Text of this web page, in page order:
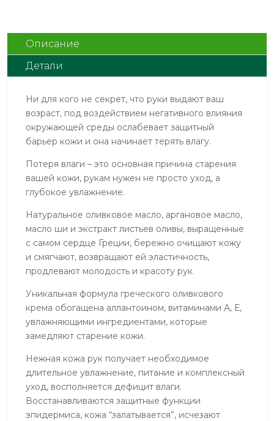
Описание
Детали
Ни для кого не секрет, что руки выдают ваш
возраст, под воздействием негативного влияния
окружающей среды ослабевает защитный
барьер кожи и она начинает терять влагу.
Потеря влаги – это основная причина старения
вашей кожи, рукам нужен не просто уход, а
глубокое увлажнение.
Натуральное оливковое масло, аргановое масло,
масло ши и экстракт листьев оливы, выращенные
с самом сердце Греции, бережно очищают кожу
и смягчают, возвращают ей эластичность,
продлевают молодость и красоту рук.
Уникальная формула греческого оливкового
крема обогащена аллантоином, витаминами А, Е,
увлажняющими ингредиентами, которые
замедляют старение кожи.
Нежная кожа рук получает необходимое
длительное увлажнение, питание и комплексный
уход, восполняется дефицит влаги.
Восстанавливаются защитные функции
эпидермиса, кожа “залатывается”, исчезают